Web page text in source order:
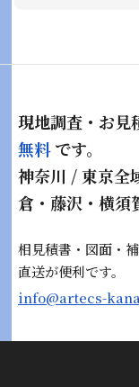
現地調査・お見
無料です。
神奈川 / 東京全
倉・藤沢・横須
相見積書・図面・
直送が便利です。
info@artecs-